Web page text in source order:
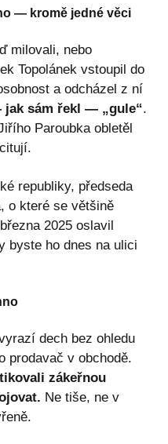
— kromě jedné věci
milovali, nebo
Topolánek vstoupil do
a odcházel z ní
sám řekl — „gule“.
Paroubka obletěl
republiky, předseda
o které se většině
2025 oslavil
byste ho dnes na ulici
dech bez ohledu
prodavač v obchodě.
zákeřnou
Ne tiše, ne v